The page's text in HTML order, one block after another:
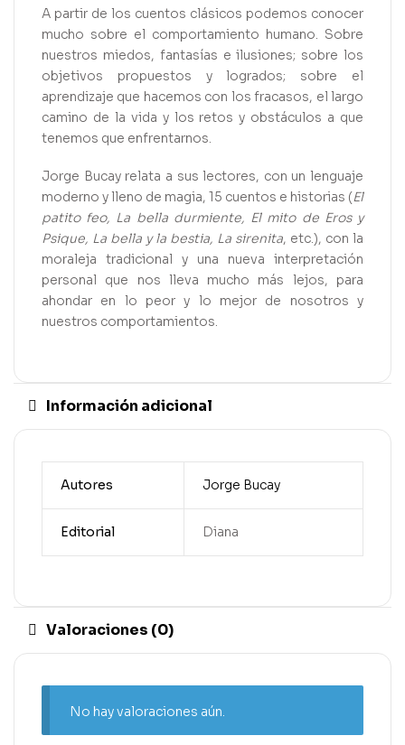
A partir de los cuentos clásicos podemos conocer
mucho sobre el comportamiento humano. Sobre
nuestros miedos, fantasías e ilusiones; sobre los
objetivos propuestos y logrados; sobre el
aprendizaje que hacemos con los fracasos, el largo
camino de la vida y los retos y obstáculos a que
tenemos que enfrentarnos.
Jorge Bucay relata a sus lectores, con un lenguaje
moderno y lleno de magia, 15 cuentos e historias (El
patito feo, La bella durmiente, El mito de Eros y
Psique, La bella y la bestia, La sirenita, etc.), con la
moraleja tradicional y una nueva interpretación
personal que nos lleva mucho más lejos, para
ahondar en lo peor y lo mejor de nosotros y
nuestros comportamientos.
Información adicional
Autores Jorge Bucay
Editorial Diana
Valoraciones (0)
No hay valoraciones aún.